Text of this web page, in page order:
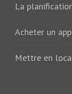
La
Acheter un
Mettre en